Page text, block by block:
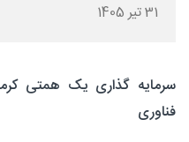
31 تیر 1405
سرمایه گذاری یک همتی
فناوری